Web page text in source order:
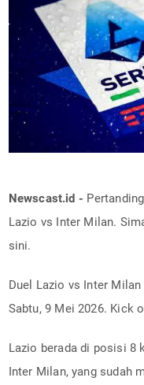
Newscast.id -
Lazio vs Inter Milan.
sini.
Duel Lazio vs Inter
Sabtu, 9 Mei 2026. Kick
Lazio berada di posisi 8
Inter Milan, yang sudah